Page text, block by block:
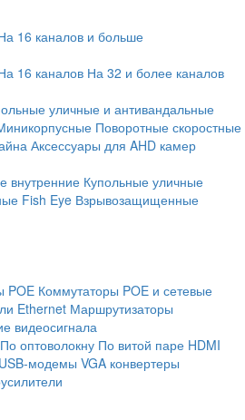
16 каналов и больше
16 каналов На 32 и более каналов
уличные и антивандальные
Поворотные скоростные
Аксессуары для AHD камер
внутренние Купольные уличные
Fish Eye Взрывозащищенные
POE Коммутаторы POE и сетевые
Ethernet Маршрутизаторы
видеосигнала
По оптоволокну По витой паре HDMI
USB-модемы VGA конвертеры